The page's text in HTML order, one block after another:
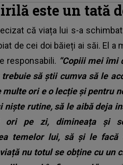
este un tată
că viața lui s-a
de cei doi băieți ai săi. El
responsabili. ”Copiii mei îmi
să știi cumva să le
multe ori e o lecție și pentru
niște rutine, să le aibă deja
ori pe zi, dimineața și
temelor lui, să și le
nu totul se obține cu un